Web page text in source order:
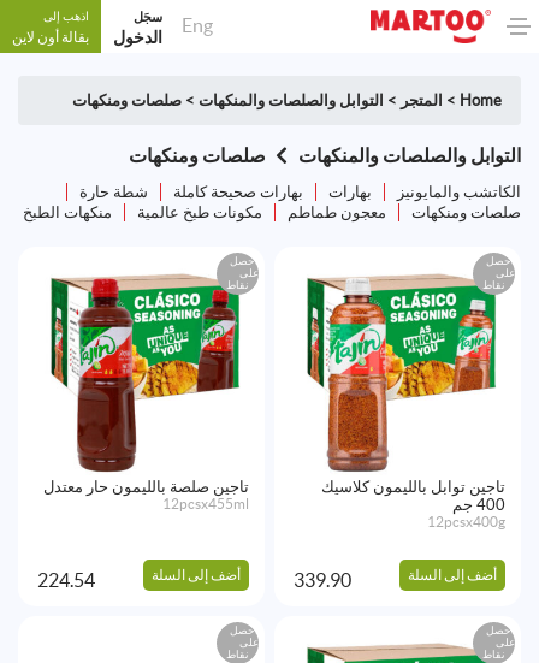
Eng سجَل
الدخول
اذهب إلى
بقالة أون لاين
Home
> المتجر > التوابل والصلصات والمنكهات > صلصات ومنكهات
التوابل والصلصات والمنكهات صلصات ومنكهات
الكاتشب والمايونيز بهارات بهارات صحيحة كاملة
شطة حارة
صلصات ومنكهات
معجون طماطم مكونات طبخ عالمية منكهات الطبخ
احصل
على
نقاط
تاجين توابل بالليمون كلاسيك
400 جم
12pcsx400g
أضف إلى السلة 339.90
احصل
على
نقاط
تاجين صلصة بالليمون حار معتدل
12pcsx455ml
أضف إلى السلة 224.54
احصل
على
نقاط
احصل
على
نقاط